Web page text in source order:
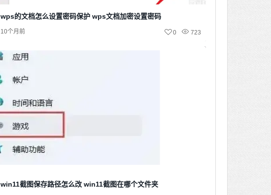
wps的文档怎么设置密码保护 wps文档加密设置密码
10个月前 723
0
win11截图保存路径怎么改 win11截图在哪个文件夹